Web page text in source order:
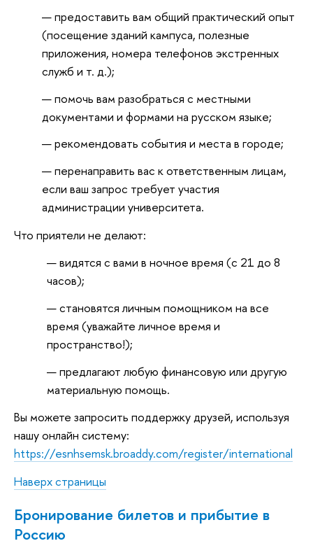
предоставить вам общий практический опыт
(посещение зданий кампуса, полезные
приложения, номера телефонов экстренных
служб и т. д.);
помочь вам разобраться с местными
документами и формами на русском языке;
рекомендовать события и места в городе;
перенаправить вас к ответственным лицам,
если ваш запрос требует участия
администрации университета.
Что приятели не делают:
видятся с вами в ночное время (с 21 до 8
часов);
становятся личным помощником на все
время (уважайте личное время и
пространство!);
предлагают любую финансовую или другую
материальную помощь.
Вы можете запросить поддержку друзей, используя
нашу онлайн систему:
https://esnhsemsk.broaddy.com/register/international
Наверх страницы
Бронирование билетов и прибытие в
Россию